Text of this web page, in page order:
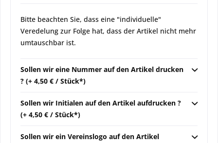
Bitte beachten Sie, dass eine "individuelle"
Veredelung zur Folge hat, dass der Artikel nicht mehr
umtauschbar ist.
Sollen wir eine Nummer auf den Artikel drucken
? (+ 4,50 € / Stück*)
Sollen wir Initialen auf den Artikel aufdrucken ?
(+ 4,50 € / Stück*)
Sollen wir ein Vereinslogo auf den Artikel